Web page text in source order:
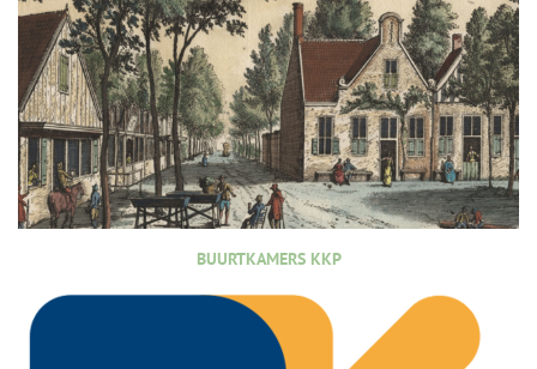
BUURTKAMERS KKP